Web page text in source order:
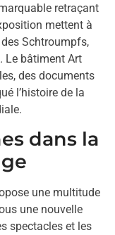
retraçant
mettent à
Schtroumpfs,
Le bâtiment Art
des documents
l’histoire de la
dans la
une multitude
une nouvelle
spectacles et les